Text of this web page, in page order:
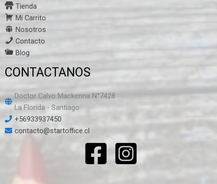
Tienda
Mi Carrito
Nosotros
Contacto
Blog
CONTACTANOS
Doctor Calvo Mackenna N°7428
La Florida - Santiago
+56933937450
contacto@startoffice.cl